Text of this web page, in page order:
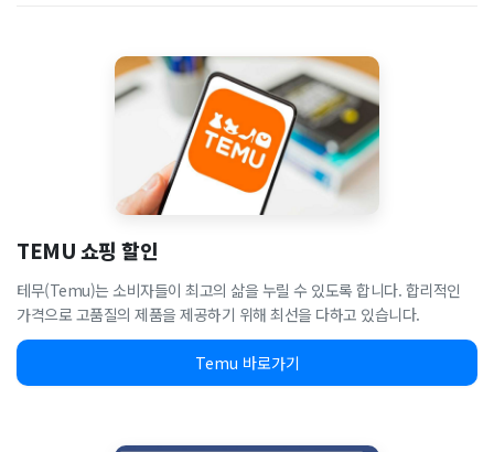
TEMU 쇼핑 할인
테무(Temu)는 소비자들이 최고의 삶을 누릴 수 있도록 합니다. 합리적인
가격으로 고품질의 제품을 제공하기 위해 최선을 다하고 있습니다.
Temu 바로가기